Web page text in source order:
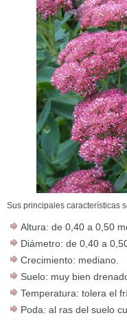
Sus principales características
Altura: de 0,40 a 0,50
Diámetro: de 0,40 a
Crecimiento: mediano.
Suelo: muy bien
Temperatura: tolera el
Poda: al ras del suelo